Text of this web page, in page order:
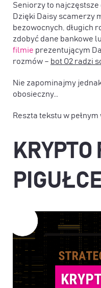
Seniorzy to
Dzięki Daisy scamerzy
bezowocnych, długich
zdobyć dane bankowe
filmie prezentującym
rozmów – bot O2 radzi
Nie zapominajmy
obosieczny…
Reszta tekstu w pełnym
KRYPTO